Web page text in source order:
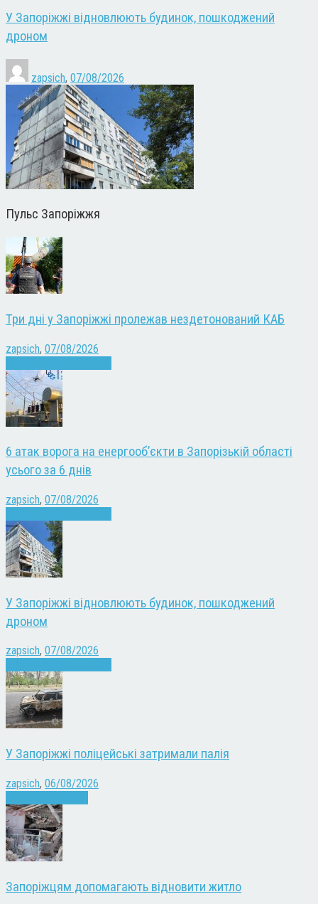
У Запоріжжі відновлюють будинок, пошкоджений
дроном
zapsich, 07/08/2026
Пульс Запоріжжя
Три дні у Запоріжжі пролежав нездетонований КАБ
zapsich, 07/08/2026
6 атак ворога на енергооб’єкти в Запорізькій області
усього за 6 днів
zapsich, 07/08/2026
У Запоріжжі відновлюють будинок, пошкоджений
дроном
zapsich, 07/08/2026
У Запоріжжі поліцейські затримали палія
zapsich, 06/08/2026
Запоріжцям допомагають відновити житло